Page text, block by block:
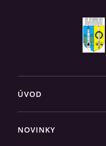
ÚVOD
NOVINKY